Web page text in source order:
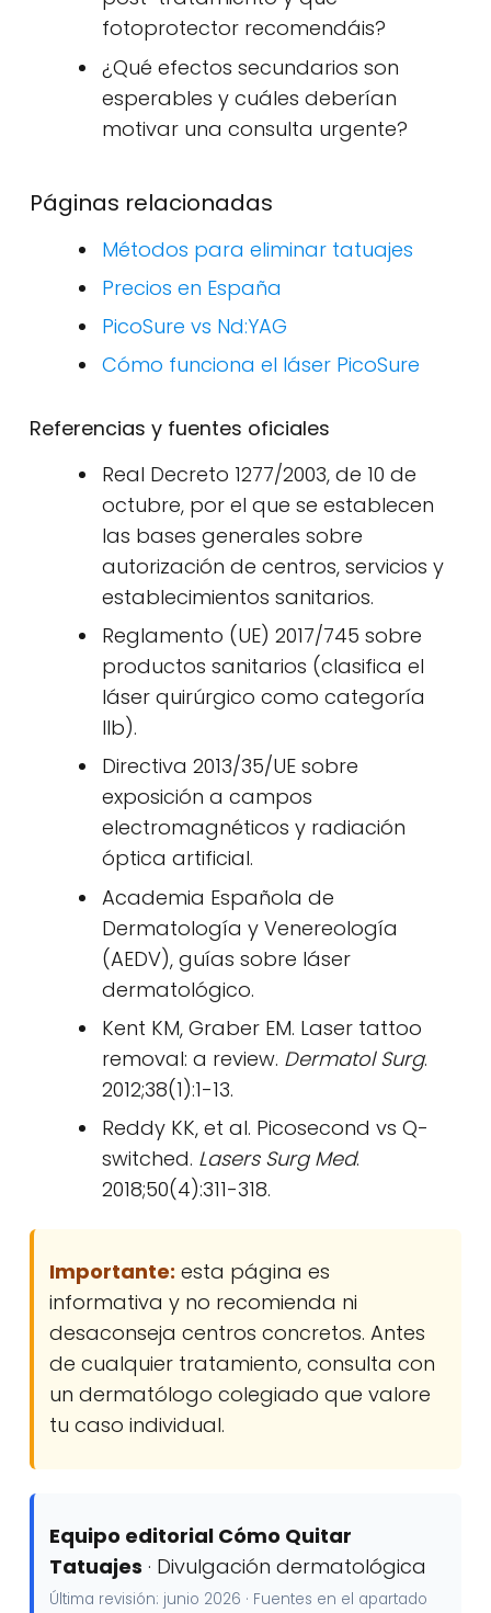
fotoprotector recomendáis?
¿Qué efectos secundarios son
esperables y cuáles deberían
motivar una consulta urgente?
Páginas relacionadas
Métodos para eliminar tatuajes
Precios en España
PicoSure vs Nd:YAG
Cómo funciona el láser PicoSure
Referencias y fuentes oficiales
Real Decreto 1277/2003, de 10 de
octubre, por el que se establecen
las bases generales sobre
autorización de centros, servicios y
establecimientos sanitarios.
Reglamento (UE) 2017/745 sobre
productos sanitarios (clasifica el
láser quirúrgico como categoría
IIb).
Directiva 2013/35/UE sobre
exposición a campos
electromagnéticos y radiación
óptica artificial.
Academia Española de
Dermatología y Venereología
(AEDV), guías sobre láser
dermatológico.
Kent KM, Graber EM. Laser tattoo
removal: a review. Dermatol Surg.
2012;38(1):1-13.
Reddy KK, et al. Picosecond vs Q-
switched. Lasers Surg Med.
2018;50(4):311-318.
Importante: esta página es
informativa y no recomienda ni
desaconseja centros concretos. Antes
de cualquier tratamiento, consulta con
un dermatólogo colegiado que valore
tu caso individual.
Equipo editorial Cómo Quitar
Tatuajes · Divulgación dermatológica
Última revisión: junio 2026 · Fuentes en el apartado